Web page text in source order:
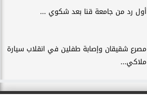
أول رد من جامعة قنا بعد شكوي ...
مصرع شقيقان وإصابة طفلين في انقلاب سيارة
ملاكي...